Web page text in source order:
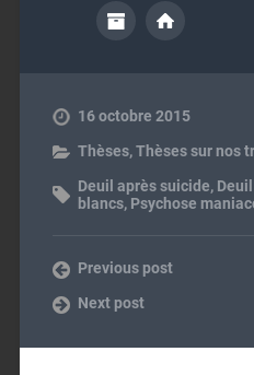
16 octobre 2015
Thèses,Thèses sur nos
Deuil après suicide,
blancs, Psychose
Previous post
Next post